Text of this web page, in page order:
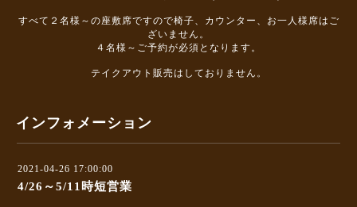
すべて２名様～の座敷席ですので椅子、カウンター、お一人様席はご
ざいません。
４名様～ご予約が必須となります。
テイクアウト販売はしておりません。
インフォメーション
2021-04-26 17:00:00
4/26～5/11時短営業